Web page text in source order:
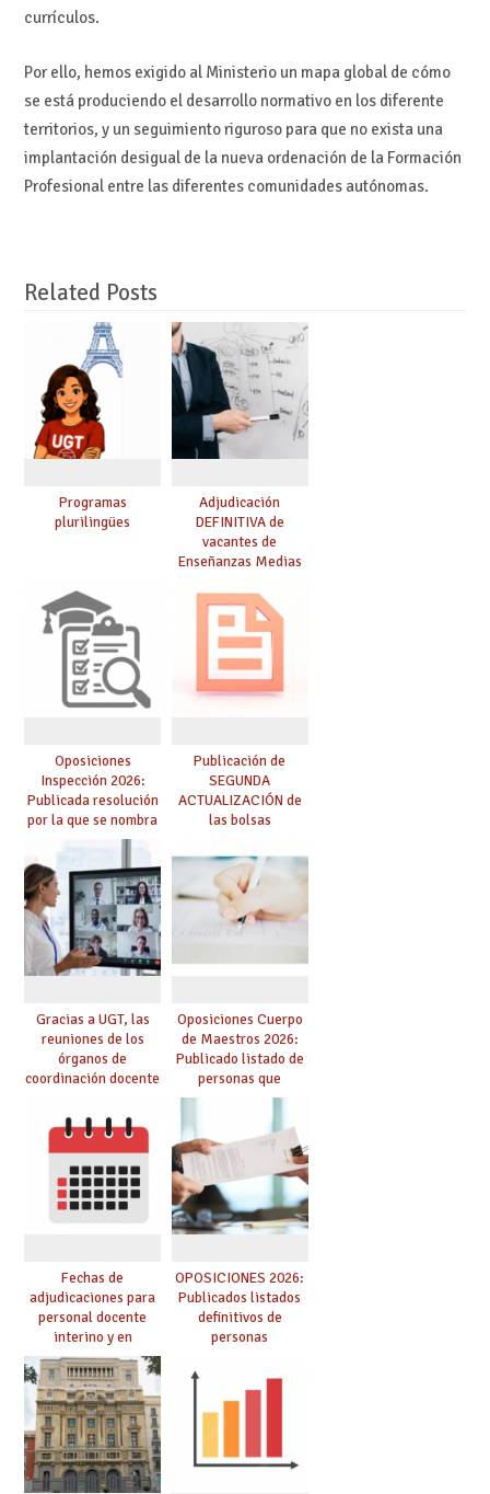
currículos.
Por ello, hemos exigido al Ministerio un mapa global de cómo
se está produciendo el desarrollo normativo en los diferente
territorios, y un seguimiento riguroso para que no exista una
implantación desigual de la nueva ordenación de la Formación
Profesional entre las diferentes comunidades autónomas.
Related Posts
Programas
plurilingües
Adjudicación
DEFINITIVA de
vacantes de
Enseñanzas Medias
Oposiciones
Inspección 2026:
Publicada resolución
por la que se nombra
funcionarios/as en
prácticas, se regulan
dichas prácticas y se
convoca acto público
de adjudicación
Publicación de
SEGUNDA
ACTUALIZACIÓN de
las bolsas
Cuerpo de Maestros
de especialidades
convocadas a
oposición
Gracias a UGT, las
reuniones de los
órganos de
coordinación docente
de manera
telemática, sin exigir
presencialidad en el
centro
Oposiciones Cuerpo
de Maestros 2026:
Publicado listado de
personas que
adquieren nueva
especialidad
Fechas de
adjudicaciones para
personal docente
interino y en
prácticas: todo lo que
debes saber
OPOSICIONES 2026:
Publicados listados
definitivos de
personas
hacer ahora si he
obtenido plaza?